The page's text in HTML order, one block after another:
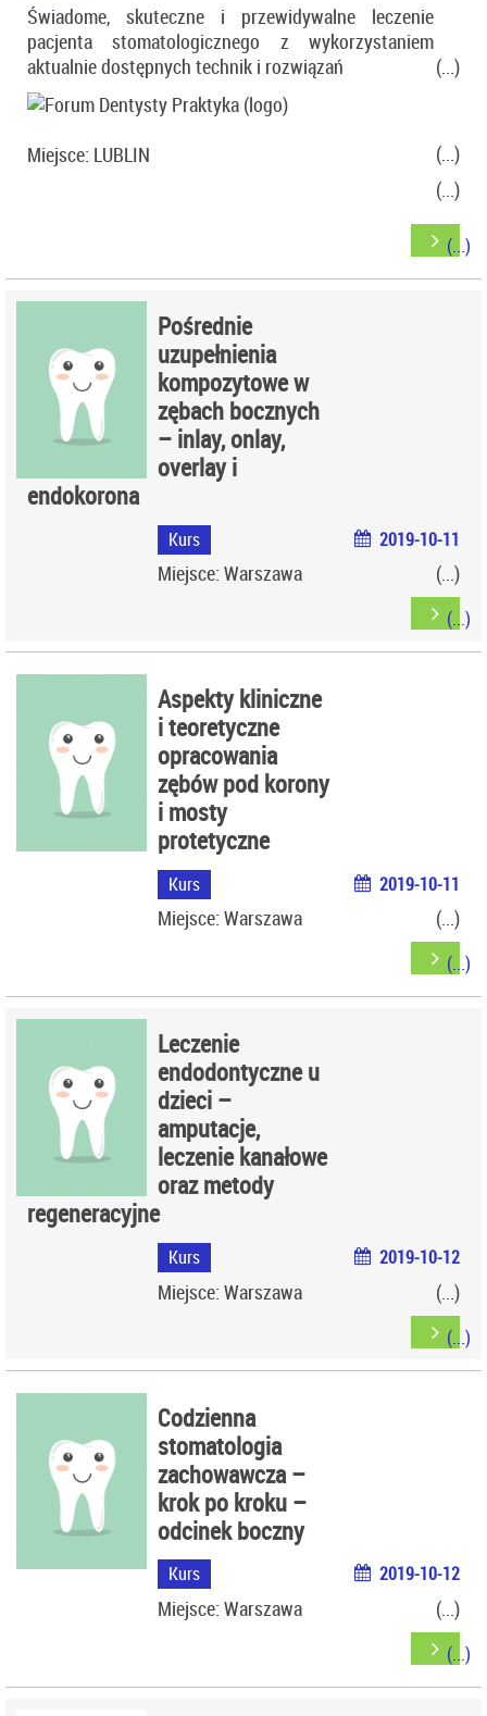
Świadome, skuteczne i przewidywalne leczenie
pacjenta stomatologicznego z wykorzystaniem
aktualnie dostępnych technik i rozwiązań
Miejsce: LUBLIN
Pośrednie
uzupełnienia
kompozytowe w
zębach bocznych
– inlay, onlay,
overlay i
endokorona
Kurs 2019-10-11
Miejsce: Warszawa
Aspekty kliniczne
i teoretyczne
opracowania
zębów pod korony
i mosty
protetyczne
Kurs 2019-10-11
Miejsce: Warszawa
Leczenie
endodontyczne u
dzieci –
amputacje,
leczenie kanałowe
oraz metody
regeneracyjne
Kurs 2019-10-12
Miejsce: Warszawa
Codzienna
stomatologia
zachowawcza –
krok po kroku –
odcinek boczny
Kurs 2019-10-12
Miejsce: Warszawa